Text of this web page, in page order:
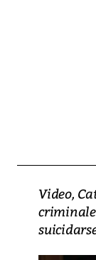
Video,